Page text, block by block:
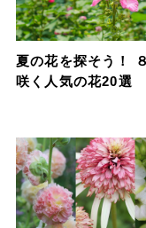
夏の花を探そう！
咲く人気の花20選